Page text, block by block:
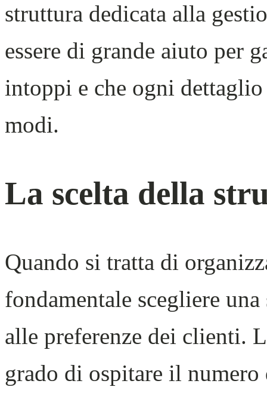
struttura dedicata alla
essere di grande aiuto per
intoppi e che ogni
modi.
La scelta della
Quando si tratta di
fondamentale scegliere
alle preferenze dei clienti.
grado di ospitare il